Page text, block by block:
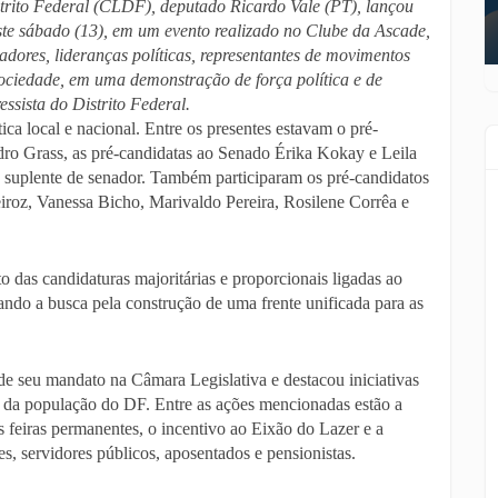
Federal (CLDF), deputado Ricardo Vale (PT), lançou
sábado (13), em um evento realizado no Clube da Ascade,
lideranças políticas, representantes de movimentos
em uma demonstração de força política e de
do Distrito Federal.
local e nacional. Entre os presentes estavam o pré-
Grass, as pré-candidatas ao Senado Érika Kokay e Leila
de senador. Também participaram os pré-candidatos
Vanessa Bicho, Marivaldo Pereira, Rosilene Corrêa e
das candidaturas majoritárias e proporcionais ligadas ao
a busca pela construção de uma frente unificada para as
seu mandato na Câmara Legislativa e destacou iniciativas
população do DF. Entre as ações mencionadas estão a
permanentes, o incentivo ao Eixão do Lazer e a
servidores públicos, aposentados e pensionistas.